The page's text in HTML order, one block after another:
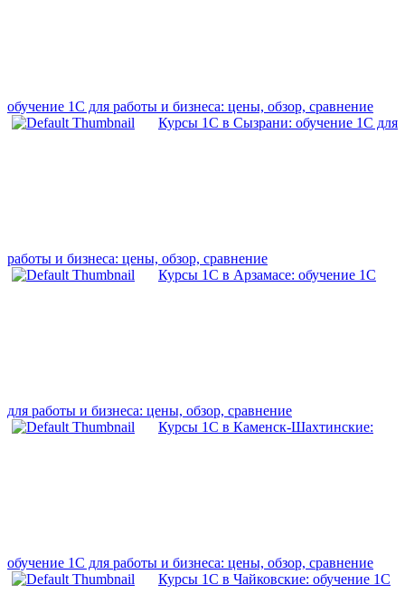
обучение 1С для работы и бизнеса: цены, обзор, сравнение
Курсы 1С в Сызрани: обучение 1С для
работы и бизнеса: цены, обзор, сравнение
Курсы 1С в Арзамасе: обучение 1С
для работы и бизнеса: цены, обзор, сравнение
Курсы 1С в Каменск-Шахтинские:
обучение 1С для работы и бизнеса: цены, обзор, сравнение
Курсы 1С в Чайковские: обучение 1С